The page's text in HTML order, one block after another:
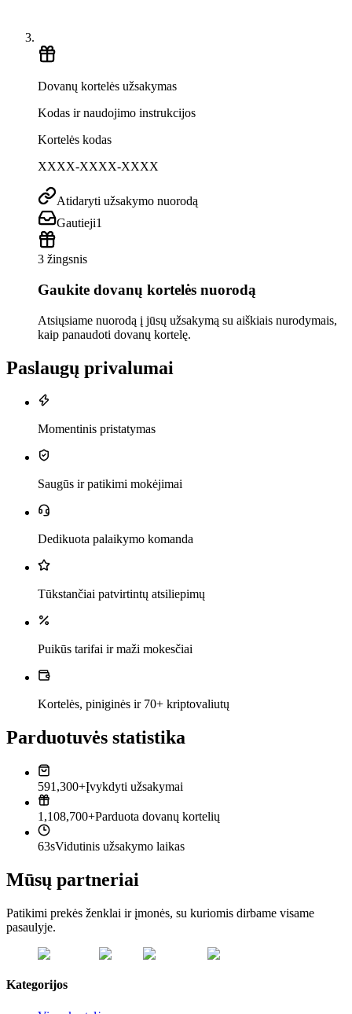
Dovanų kortelės užsakymas
Kodas ir naudojimo instrukcijos
Kortelės kodas
XXXX-XXXX-XXXX
Atidaryti užsakymo nuorodą
Gautieji1
3 žingsnis
Gaukite dovanų kortelės nuorodą
Atsiųsiame nuorodą į jūsų užsakymą su aiškiais nurodymais,
kaip panaudoti dovanų kortelę.
Paslaugų privalumai
Momentinis pristatymas
Saugūs ir patikimi mokėjimai
Dedikuota palaikymo komanda
Tūkstančiai patvirtintų atsiliepimų
Puikūs tarifai ir maži mokesčiai
Kortelės, piniginės ir 70+ kriptovaliutų
Parduotuvės statistika
591,300+Įvykdyti užsakymai
1,108,700+Parduota dovanų kortelių
63sVidutinis užsakymo laikas
Mūsų partneriai
Patikimi prekės ženklai ir įmonės, su kuriomis dirbame visame
pasaulyje.
Kategorijos